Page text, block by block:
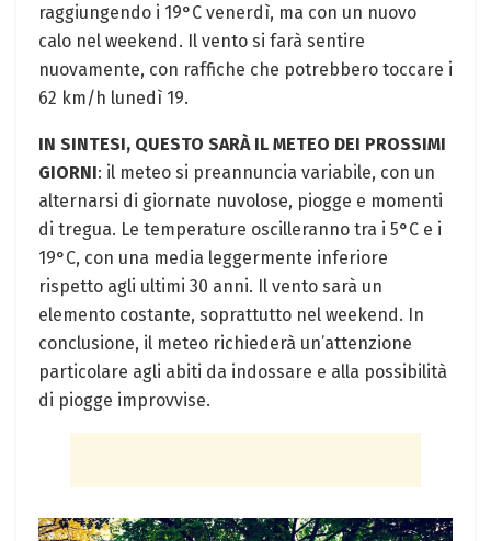
raggiungendo i 19°C venerdì, ma con un nuovo
calo nel weekend. Il vento si farà sentire
nuovamente, con raffiche che potrebbero toccare i
62 km/h lunedì 19.
IN SINTESI, QUESTO SARÀ IL METEO DEI PROSSIMI
GIORNI: il meteo si preannuncia variabile, con un
alternarsi di giornate nuvolose, piogge e momenti
di tregua. Le temperature oscilleranno tra i 5°C e i
19°C, con una media leggermente inferiore
rispetto agli ultimi 30 anni. Il vento sarà un
elemento costante, soprattutto nel weekend. In
conclusione, il meteo richiederà un’attenzione
particolare agli abiti da indossare e alla possibilità
di piogge improvvise.